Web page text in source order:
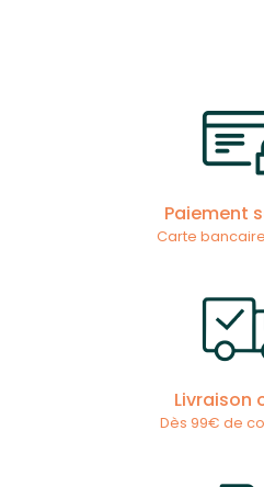
Paiement
Carte
Livraison
Dès 99€ de